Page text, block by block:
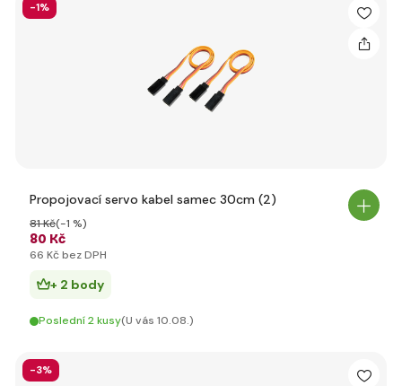
-1%
Propojovací servo kabel samec 30cm (2)
80 Kč
81 Kč(-1 %)
66 Kč bez DPH
+ 2 body
Poslední 2 kusy(U vás 10.08.)
-3%